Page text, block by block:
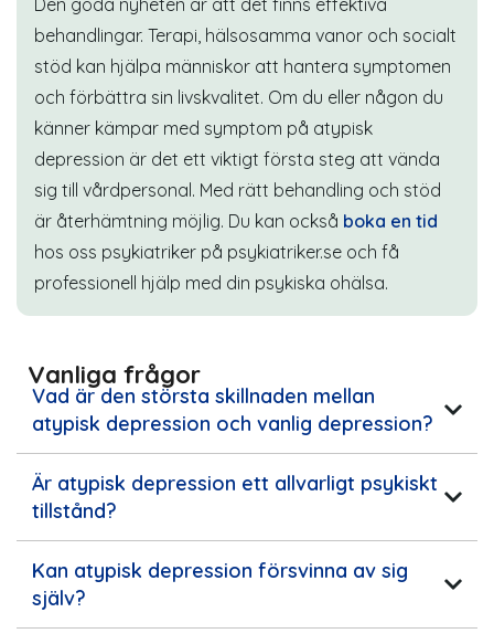
Den goda nyheten är att det finns effektiva
behandlingar. Terapi, hälsosamma vanor och socialt
stöd kan hjälpa människor att hantera symptomen
och förbättra sin livskvalitet. Om du eller någon du
känner kämpar med symptom på atypisk
depression är det ett viktigt första steg att vända
sig till vårdpersonal. Med rätt behandling och stöd
är återhämtning möjlig. Du kan också boka en tid
hos oss psykiatriker på psykiatriker.se och få
professionell hjälp med din psykiska ohälsa.
Vanliga frågor
Vad är den största skillnaden mellan
atypisk depression och vanlig depression?
Är atypisk depression ett allvarligt psykiskt
tillstånd?
Kan atypisk depression försvinna av sig
själv?